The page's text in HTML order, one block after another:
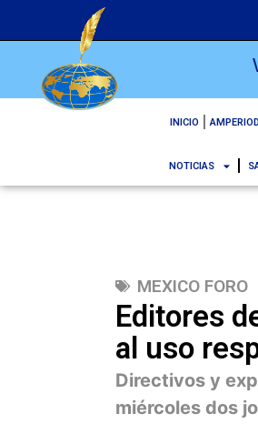
INICIO
NOTICIAS
MEXICO FORO
Editores
al uso
Directivos y
miércoles dos